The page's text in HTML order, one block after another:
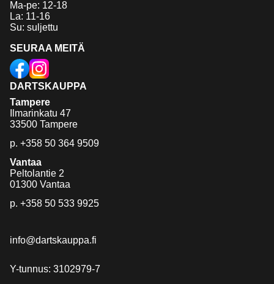
DARTSKAUPPA
Tampere
Ilmarinkatu 47
33500 Tampere
p. +358 50 364 9509
Vantaa
Peltolantie 2
01300 Vantaa
p. +358 50 533 9925
info@dartskauppa.fi
Y-tunnus: 3102979-7
SEURAA MEITÄ
Ma-pe: 12-18
La: 11-16
Su: suljettu